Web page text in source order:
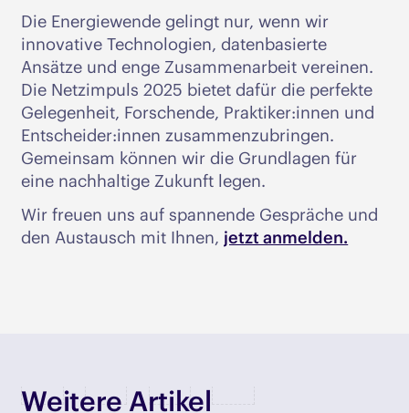
Die Energiewende gelingt nur, wenn wir
innovative Technologien, datenbasierte
Ansätze und enge Zusammenarbeit vereinen.
Die Netzimpuls 2025 bietet dafür die perfekte
Gelegenheit, Forschende, Praktiker:innen und
Entscheider:innen zusammenzubringen.
Gemeinsam können wir die Grundlagen für
eine nachhaltige Zukunft legen.
Wir freuen uns auf spannende Gespräche und
den Austausch mit Ihnen, jetzt anmelden.
Weitere Artikel